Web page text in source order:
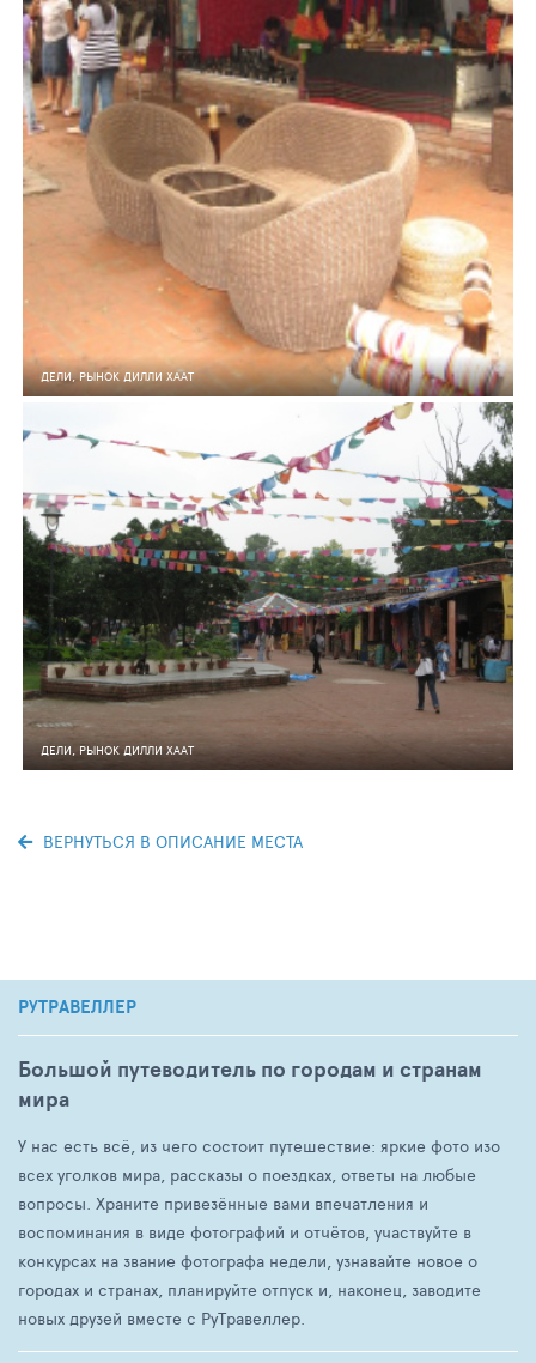
ДЕЛИ, РЫНОК ДИЛЛИ ХААТ
ДЕЛИ, РЫНОК ДИЛЛИ ХААТ
ВЕРНУТЬСЯ В ОПИСАНИЕ МЕСТА
РУТРАВЕЛЛЕР
Большой путеводитель по городам и странам
мира
У нас есть всё, из чего состоит путешествие: яркие фото изо
всех уголков мира, рассказы о поездках, ответы на любые
вопросы. Храните привезённые вами впечатления и
воспоминания в виде фотографий и отчётов, участвуйте в
конкурсах на звание фотографа недели, узнавайте новое о
городах и странах, планируйте отпуск и, наконец, заводите
новых друзей вместе с РуТравеллер.